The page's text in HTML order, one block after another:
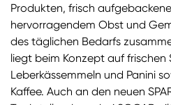
Produkten, frisch
hervorragendem Obst und
des täglichen Bedarfs
liegt beim Konzept auf frischen
Leberkässemmeln und Panini
Kaffee. Auch an den neuen